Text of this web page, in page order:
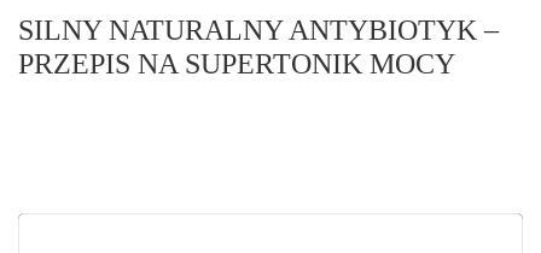
SILNY NATURALNY ANTYBIOTYK –
PRZEPIS NA SUPERTONIK MOCY